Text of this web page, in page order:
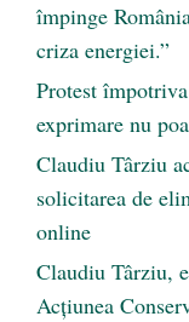
împinge
criza energiei.”
Protest
exprimare nu
Claudiu Târziu
solicitarea de
online
Claudiu Târziu,
Acțiunea